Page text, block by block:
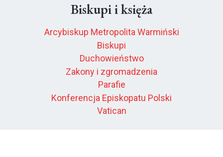
Biskupi i księża
Arcybiskup Metropolita Warmiński
Biskupi
Duchowieństwo
Zakony i zgromadzenia
Parafie
Konferencja Episkopatu Polski
Vatican